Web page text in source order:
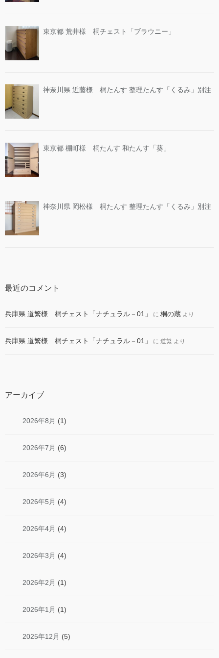
東京都 荒井様 桐チェスト「ブラウニー」
神奈川県 近藤様 桐たんす 整理たんす「くるみ」別注
東京都 棚町様 桐たんす 和たんす「葵」
神奈川県 岡松様 桐たんす 整理たんす「くるみ」別注
最近のコメント
兵庫県 道繁様 桐チェスト「ナチュラル－01」 に 桐の蔵 より
兵庫県 道繁様 桐チェスト「ナチュラル－01」 に 道繁 より
アーカイブ
2026年8月 (1)
2026年7月 (6)
2026年6月 (3)
2026年5月 (4)
2026年4月 (4)
2026年3月 (4)
2026年2月 (1)
2026年1月 (1)
2025年12月 (5)